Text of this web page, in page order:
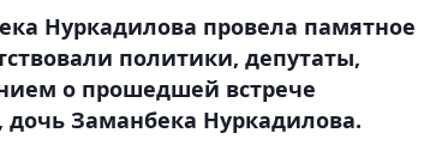
Нуркадилова провела памятное
политики, депутаты,
о прошедшей встрече
дочь Заманбека Нуркадилова.